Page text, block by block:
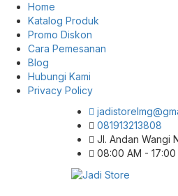
Home
Katalog Produk
Promo Diskon
Cara Pemesanan
Blog
Hubungi Kami
Privacy Policy
081913213808
Jl. Andan Wangi
08:00 AM - 17:00